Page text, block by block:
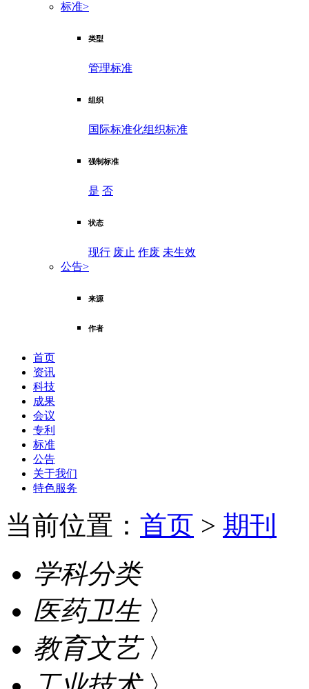
标准>
类型
管理标准
组织
国际标准化组织标准
强制标准
是 否
状态
现行 废止 作废 未生效
公告>
来源
作者
首页
资讯
科技
成果
会议
专利
标准
公告
关于我们
特色服务
当前位置： 首页 > 期刊
学科分类
医药卫生 〉
教育文艺 〉